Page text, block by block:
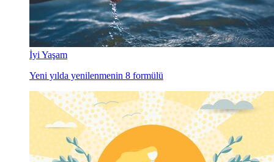
İyi Yaşam
Yeni yılda yenilenmenin 8 formülü